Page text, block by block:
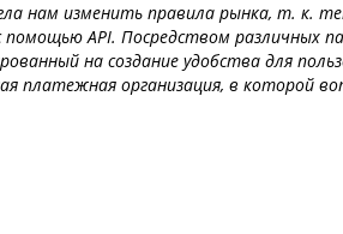
нам изменить правила рынка, т.
API. Посредством различных
на создание удобства для
платежная организация, в которой